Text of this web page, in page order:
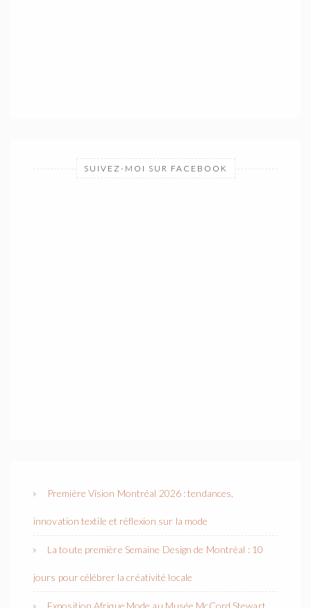
SUIVEZ-MOI SUR FACEBOOK
Première Vision Montréal 2026 : tendances,
innovation textile et réflexion sur la mode
La toute première Semaine Design de Montréal : 10
jours pour célébrer la créativité locale